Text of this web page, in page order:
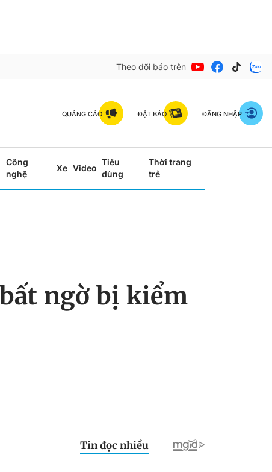
Theo dõi báo trên
QUẢNG CÁO ĐẶT BÁO ĐĂNG NHẬP
Công
nghệ
Xe Video
Tiêu
dùng
Thời trang
trẻ
ngờ bị kiểm